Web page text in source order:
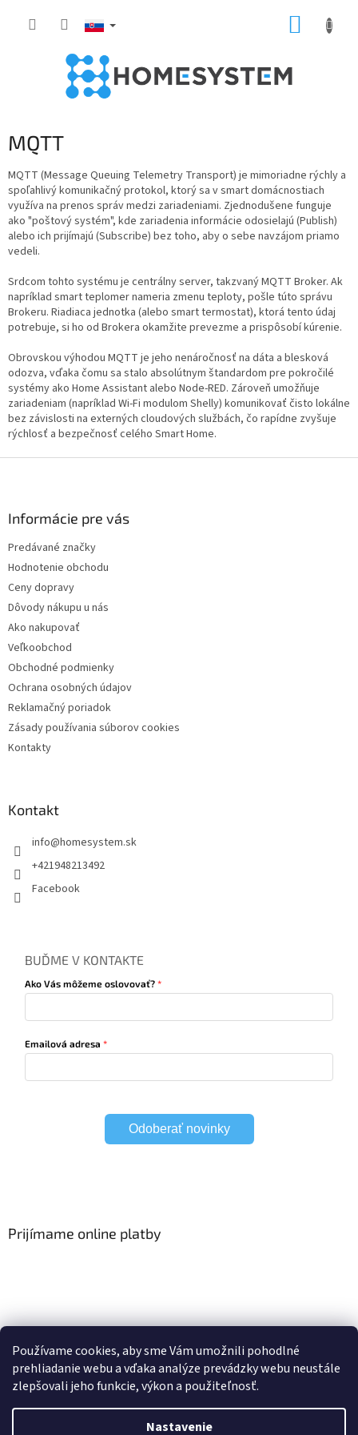
Používame cookies, aby sme Vám umožnili pohodlné
prehliadanie webu a vďaka analýze prevádzky webu neustále
zlepšovali jeho funkcie, výkon a použiteľnosť.
Nastavenie
MQTT
MQTT (Message Queuing Telemetry Transport) je mimoriadne rýchly a
spoľahlivý komunikačný protokol, ktorý sa v smart domácnostiach
využíva na prenos správ medzi zariadeniami. Zjednodušene funguje
ako "poštový systém", kde zariadenia informácie odosielajú (Publish)
alebo ich prijímajú (Subscribe) bez toho, aby o sebe navzájom priamo
vedeli.
Srdcom tohto systému je centrálny server, takzvaný MQTT Broker. Ak
napríklad smart teplomer nameria zmenu teploty, pošle túto správu
Brokeru. Riadiaca jednotka (alebo smart termostat), ktorá tento údaj
potrebuje, si ho od Brokera okamžite prevezme a prispôsobí kúrenie.
Obrovskou výhodou MQTT je jeho nenáročnosť na dáta a blesková
odozva, vďaka čomu sa stalo absolútnym štandardom pre pokročilé
systémy ako Home Assistant alebo Node-RED. Zároveň umožňuje
zariadeniam (napríklad Wi-Fi modulom Shelly) komunikovať čisto lokálne
bez závislosti na externých cloudových službách, čo rapídne zvyšuje
rýchlosť a bezpečnosť celého Smart Home.
Informácie pre vás
Predávané značky
Hodnotenie obchodu
Ceny dopravy
Dôvody nákupu u nás
Ako nakupovať
Veľkoobchod
Obchodné podmienky
Ochrana osobných údajov
Reklamačný poriadok
Zásady používania súborov cookies
Kontakty
Kontakt
info@homesystem.sk
+421948213492
Facebook
BUĎME V KONTAKTE
Ako Vás môžeme oslovovať?
Emailová adresa
Odoberať novinky
Prijímame online platby